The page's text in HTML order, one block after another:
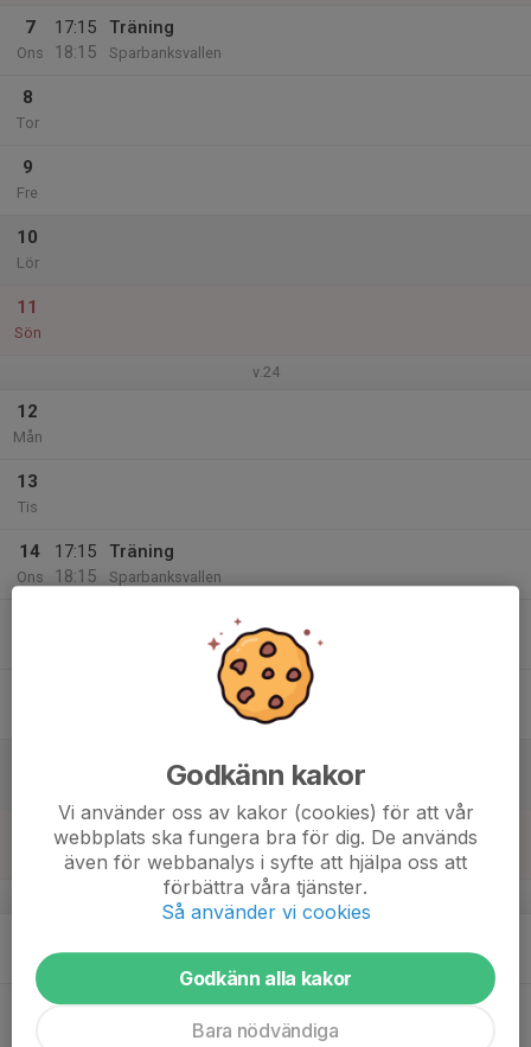
7
Ons
17:15
18:15
Träning
Sparbanksvallen
8
Tor
9
Fre
10
Lör
11
Sön
v.24
12
Mån
13
Tis
14
Ons
17:15
18:15
Träning
Sparbanksvallen
Laxaspelen 2023
Sannarps IP, Halmstad
09:00
19:00
Laxaspelen 2023
Sannarps IP, Halmstad
v.25
Mån
Godkänn kakor
Vi använder oss av kakor (cookies) för att vår
webbplats ska fungera bra för dig. De används
även för webbanalys i syfte att hjälpa oss att
förbättra våra tjänster.
Så använder vi cookies
Godkänn alla kakor
Bara nödvändiga